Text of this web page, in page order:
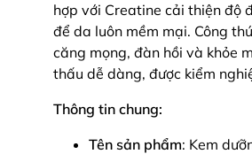
hợp với Creatine cải thiện độ
để da luôn mềm mại. Công
căng mọng, đàn hồi và khỏe
thấu dễ dàng, được kiểm
Thông tin chung:
Tên sản phẩm: Kem